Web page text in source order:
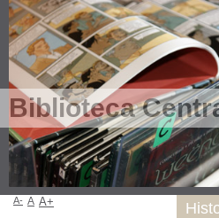
Biblioteca
A- A A+